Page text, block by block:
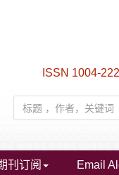
ISSN 1004-
刊订阅 Email